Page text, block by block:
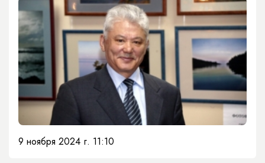
9 ноября 2024 г. 11:10